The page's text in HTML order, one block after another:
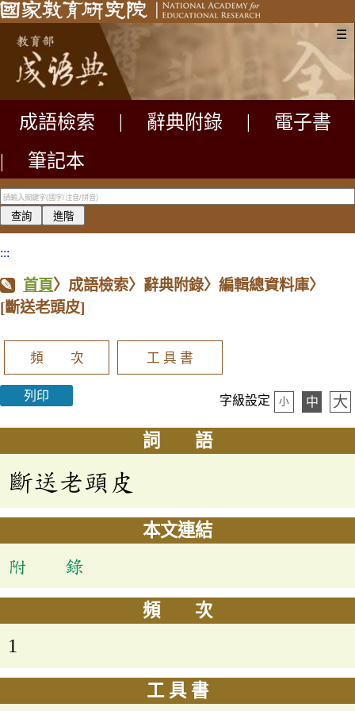
☰
成語檢索 辭典附錄
電子書
|
筆記本
:::
首頁〉成語檢索〉辭典附錄〉編輯總資料庫〉
[斷送老頭皮]
頻 次 工 具 書
列印 字級設定 小 中 大
詞 語
斷送老頭皮
本文連結
附 錄
頻 次
1
工 具 書